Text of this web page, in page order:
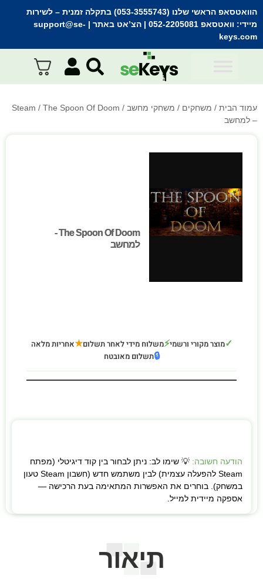
הוואטסאפ הראשי שלנו (053-3555743) בתקלה זמנית
– לשירות
מיידי: וואטסאפ 052-2205081 | הצ’אט באתר | support@se-
keys.com
עמוד הבית / משחקים / משחקי מחשב /
Steam / The Spoon Of Doom
– למחשב
The Spoon Of Doom -
למחשב
The Spoon Of Doom -
למחשב
✓מוצר מקורי ורשמי⚡משלוח מידי לאחר תשלום★אחריות מלאה
🔒תשלום מאובטח
הודעה חשובה: 💡 שימו לב: ניתן לבחור בין קוד דיגיטלי (מפתח
Steam להפעלה עצמית) לבין משתמש חדש (חשבון Steam טעון
במשחק). בוחרים את האפשרות המתאימה בעת הרכישה —
אספקה מיידית למייל.
תיאור